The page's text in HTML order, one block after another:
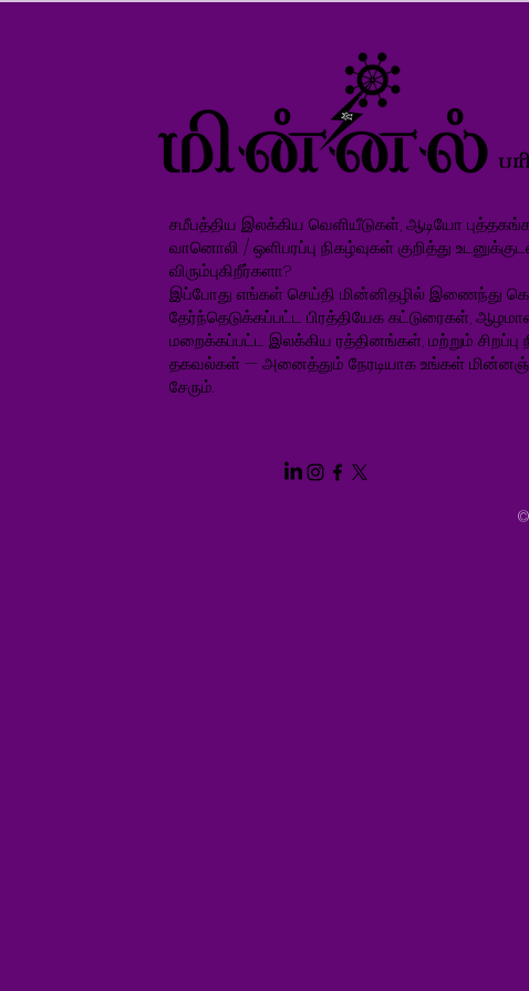
சமீபத்திய இலக்கிய வெளியீடுகள், ஆடியோ
வானொலி / ஒளிபரப்பு நிகழ்வுகள் குறித்து
விரும்புகிறீர்களா?
இப்போது எங்கள் செய்தி மின்னிதழில் இணைந்து
தேர்ந்தெடுக்கப்பட்ட பிரத்தியேக கட்டுரைகள்,
மறைக்கப்பட்ட இலக்கிய ரத்தினங்கள், மற்றும் சிறப்பு
தகவல்கள் — அனைத்தும் நேரடியாக உங்கள்
சேரும்.